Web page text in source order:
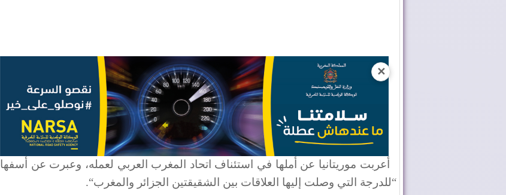
✕
أعربت موريتانيا عن أملها في استئناف اتحاد المغرب العربي لعمله، وعبرت عن أسفها
“للدرجة التي وصلت إليها العلاقات بين الشقيقتين الجزائر والمغرب“.